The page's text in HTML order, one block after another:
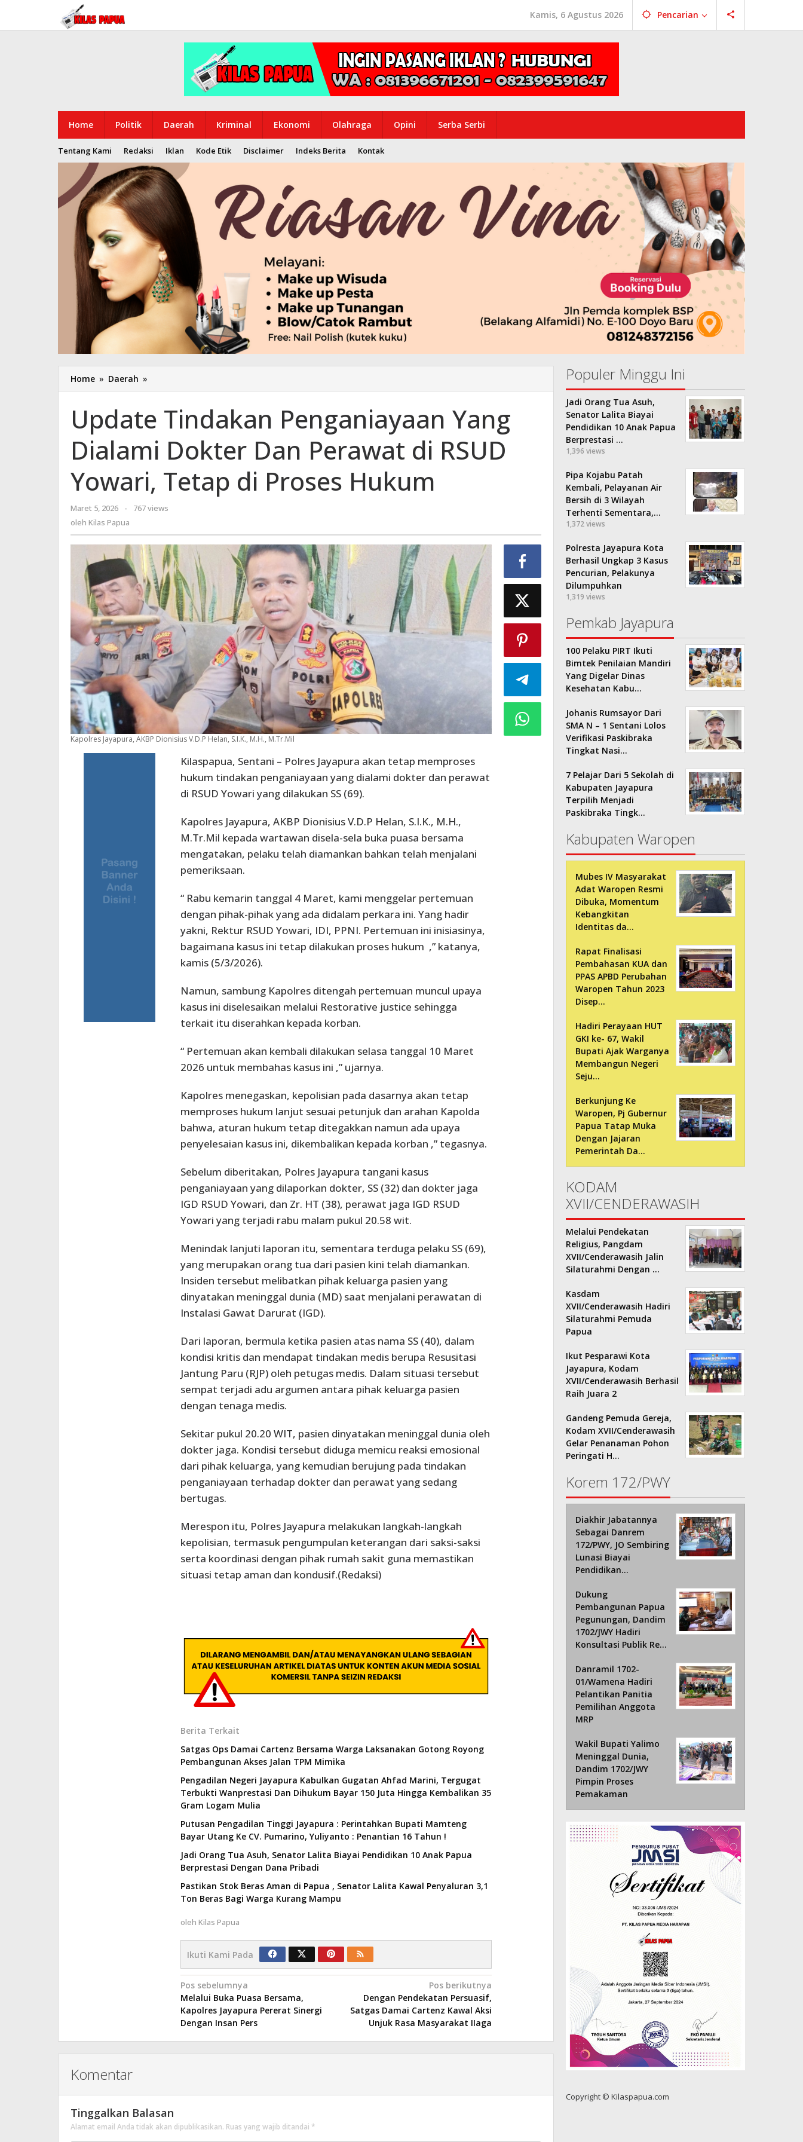
konten
Kamis, 6 Agustus 2026 Pencarian
Home Politik Daerah Kriminal Ekonomi Olahraga Opini Serba Serbi
Tentang Kami Redaksi Iklan Kode Etik Disclaimer Indeks Berita Kontak
Home » Daerah »
Tindakan
Yang
Dialami
Dokter
RSUD
Yowari,
Hukum
Update Tindakan Penganiayaan Yang
Dialami Dokter Dan Perawat di RSUD
Yowari, Tetap di Proses Hukum
Maret 5, 2026
oleh
Kilas
-
767 views
oleh Kilas Papua
Kapolres Jayapura, AKBP Dionisius V.D.P Helan, S.I.K., M.H., M.Tr.Mil
Kilaspapua, Sentani – Polres Jayapura akan tetap memproses
hukum tindakan penganiayaan yang dialami dokter dan perawat
di RSUD Yowari yang dilakukan SS (69).
Kapolres Jayapura, AKBP Dionisius V.D.P Helan, S.I.K., M.H.,
M.Tr.Mil kepada wartawan disela-sela buka puasa bersama
mengatakan, pelaku telah diamankan bahkan telah menjalani
pemeriksaan.
“ Rabu kemarin tanggal 4 Maret, kami menggelar pertemuan
dengan pihak-pihak yang ada didalam perkara ini. Yang hadir
yakni, Rektur RSUD Yowari, IDI, PPNI. Pertemuan ini inisiasinya,
bagaimana kasus ini tetap dilakukan proses hukum ,” katanya,
kamis (5/3/2026).
Namun, sambung Kapolres ditengah pertemuan muncul upaya
kasus ini diselesaikan melalui Restorative justice sehingga
terkait itu diserahkan kepada korban.
“ Pertemuan akan kembali dilakukan selasa tanggal 10 Maret
2026 untuk membahas kasus ini ,” ujarnya.
Kapolres menegaskan, kepolisian pada dasarnya akan tetap
memproses hukum lanjut sesuai petunjuk dan arahan Kapolda
bahwa, aturan hukum tetap ditegakkan namun ada upaya
penyelesaian kasus ini, dikembalikan kepada korban ,” tegasnya.
Sebelum diberitakan, Polres Jayapura tangani kasus
penganiayaan yang dilaporkan dokter, SS (32) dan dokter jaga
IGD RSUD Yowari, dan Zr. HT (38), perawat jaga IGD RSUD
Yowari yang terjadi rabu malam pukul 20.58 wit.
Menindak lanjuti laporan itu, sementara terduga pelaku SS (69),
yang merupakan orang tua dari pasien kini telah diamankan.
Insiden tersebut melibatkan pihak keluarga pasien yang
dinyatakan meninggal dunia (MD) saat menjalani perawatan di
Instalasi Gawat Darurat (IGD).
Dari laporan, bermula ketika pasien atas nama SS (40), dalam
kondisi kritis dan mendapat tindakan medis berupa Resusitasi
Jantung Paru (RJP) oleh petugas medis. Dalam situasi tersebut
sempat terjadi adu argumen antara pihak keluarga pasien
dengan tenaga medis.
Sekitar pukul 20.20 WIT, pasien dinyatakan meninggal dunia oleh
dokter jaga. Kondisi tersebut diduga memicu reaksi emosional
dari pihak keluarga, yang kemudian berujung pada tindakan
penganiayaan terhadap dokter dan perawat yang sedang
bertugas.
Merespon itu, Polres Jayapura melakukan langkah-langkah
kepolisian, termasuk pengumpulan keterangan dari saksi-saksi
serta koordinasi dengan pihak rumah sakit guna memastikan
situasi tetap aman dan kondusif.(Redaksi)
Berita Terkait
Satgas Ops Damai Cartenz Bersama Warga Laksanakan Gotong Royong
Pembangunan Akses Jalan TPM Mimika
Pengadilan Negeri Jayapura Kabulkan Gugatan Ahfad Marini, Tergugat
Terbukti Wanprestasi Dan Dihukum Bayar 150 Juta Hingga Kembalikan 35
Gram Logam Mulia
Putusan Pengadilan Tinggi Jayapura : Perintahkan Bupati Mamteng
Bayar Utang Ke CV. Pumarino, Yuliyanto : Penantian 16 Tahun !
Jadi Orang Tua Asuh, Senator Lalita Biayai Pendidikan 10 Anak Papua
Berprestasi Dengan Dana Pribadi
Pastikan Stok Beras Aman di Papua , Senator Lalita Kawal Penyaluran 3,1
Ton Beras Bagi Warga Kurang Mampu
oleh Kilas Papua
Ikuti Kami Pada
Navigasi
pos
Pos sebelumnya
Melalui Buka Puasa Bersama,
Kapolres Jayapura Pererat Sinergi
Dengan Insan Pers
Pos berikutnya
Dengan Pendekatan Persuasif,
Satgas Damai Cartenz Kawal Aksi
Unjuk Rasa Masyarakat IIaga
Komentar
Tinggalkan Balasan
Alamat email Anda tidak akan dipublikasikan. Ruas yang wajib ditandai *
Populer Minggu Ini
Jadi Orang Tua Asuh,
Senator Lalita Biayai
Pendidikan 10 Anak Papua
Berprestasi …
1,396 views
Pipa Kojabu Patah
Kembali, Pelayanan Air
Bersih di 3 Wilayah
Terhenti Sementara,…
1,372 views
Polresta Jayapura Kota
Berhasil Ungkap 3 Kasus
Pencurian, Pelakunya
Dilumpuhkan
1,319 views
Pemkab Jayapura
100 Pelaku PIRT Ikuti
Bimtek Penilaian Mandiri
Yang Digelar Dinas
Kesehatan Kabu…
Johanis Rumsayor Dari
SMA N – 1 Sentani Lolos
Verifikasi Paskibraka
Tingkat Nasi…
7 Pelajar Dari 5 Sekolah di
Kabupaten Jayapura
Terpilih Menjadi
Paskibraka Tingk…
Kabupaten Waropen
Mubes IV Masyarakat
Adat Waropen Resmi
Dibuka, Momentum
Kebangkitan
Identitas da…
Rapat Finalisasi
Pembahasan KUA dan
PPAS APBD Perubahan
Waropen Tahun 2023
Disep…
Hadiri Perayaan HUT
GKI ke- 67, Wakil
Bupati Ajak Warganya
Membangun Negeri
Seju…
Berkunjung Ke
Waropen, Pj Gubernur
Papua Tatap Muka
Dengan Jajaran
Pemerintah Da…
KODAM
XVII/CENDERAWASIH
Melalui Pendekatan
Religius, Pangdam
XVII/Cenderawasih Jalin
Silaturahmi Dengan …
Kasdam
XVII/Cenderawasih Hadiri
Silaturahmi Pemuda
Papua
Ikut Pesparawi Kota
Jayapura, Kodam
XVII/Cenderawasih Berhasil
Raih Juara 2
Gandeng Pemuda Gereja,
Kodam XVII/Cenderawasih
Gelar Penanaman Pohon
Peringati H…
Korem 172/PWY
Diakhir Jabatannya
Sebagai Danrem
172/PWY, JO Sembiring
Lunasi Biayai
Pendidikan…
Dukung
Pembangunan Papua
Pegunungan, Dandim
1702/JWY Hadiri
Konsultasi Publik Re…
Danramil 1702-
01/Wamena Hadiri
Pelantikan Panitia
Pemilihan Anggota
MRP
Wakil Bupati Yalimo
Meninggal Dunia,
Dandim 1702/JWY
Pimpin Proses
Pemakaman
Copyright © Kilaspapua.com